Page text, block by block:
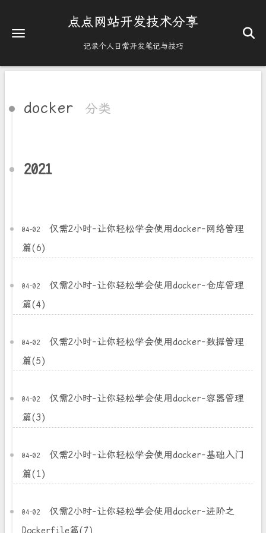
点点网站开发技术分享
记录个人日常开发笔记与技巧
docker 分类
2021
04-02
仅需2小时-让你轻松学会使用docker-网络管理
篇(6)
04-02
仅需2小时-让你轻松学会使用docker-仓库管理
篇(4)
04-02
仅需2小时-让你轻松学会使用docker-数据管理
篇(5)
04-02
仅需2小时-让你轻松学会使用docker-容器管理
篇(3)
04-02
仅需2小时-让你轻松学会使用docker-基础入门
篇(1)
04-02
仅需2小时-让你轻松学会使用docker-进阶之
Dockerfile篇(7)